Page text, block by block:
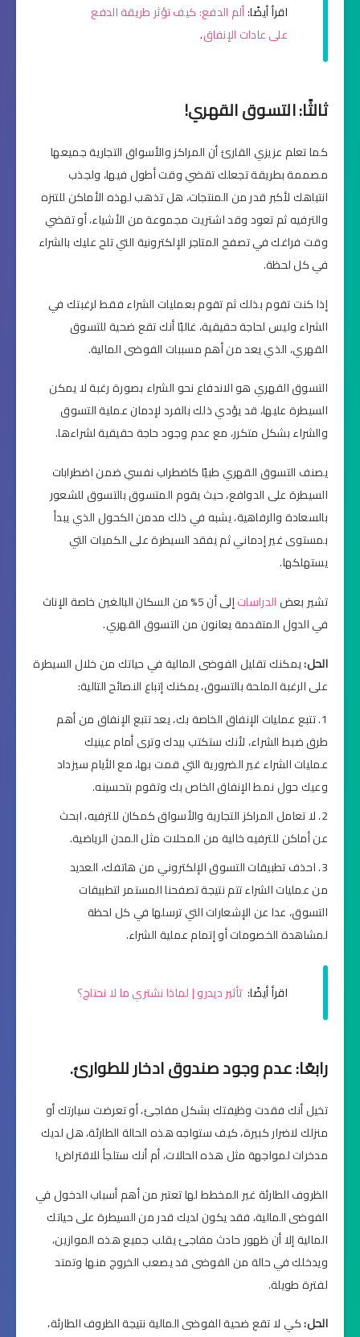
اقرأ أيضًا:ألم الدفع: كيف تؤثر طريقة الدفع
على عادات الإنفاق.
ثالثًا: التسوق القهري!
كما تعلم عزيزي القارئ أن المراكز والأسواق التجارية جميعها
مصممة بطريقة تجعلك تقضي وقت أطول فيها، ولجذب
انتباهك لأكبر قدر من المنتجات، هل تذهب لهذه الأماكن للتنزه
والترفيه ثم تعود وقد اشتريت مجموعة من الأشياء، أو تقضي
وقت فراغك في تصفح المتاجر الإلكترونية التي تلح عليك بالشراء
في كل لحظة.
إذا كنت تقوم بذلك ثم تقوم بعمليات الشراء فقط لرغبتك في
الشراء وليس لحاجة حقيقية، غالبًا أنك تقع ضحية للتسوق
القهري، الذي يعد من أهم مسببات الفوضى المالية.
التسوق القهري هو الاندفاع نحو الشراء بصورة رغبة لا يمكن
السيطرة عليها، قد يؤدي ذلك بالفرد لإدمان عملية التسوق
والشراء بشكل متكرر، مع عدم وجود حاجة حقيقية لشراءها.
يصنف التسوق القهري طبيًا كاضطراب نفسي ضمن اضطرابات
السيطرة على الدوافع، حيث يقوم المتسوق بالتسوق للشعور
بالسعادة والرفاهية، يشبه في ذلك مدمن الكحول الذي يبدأ
بمستوى غير إدماني ثم يفقد السيطرة على الكميات التي
يستهلكها.
تشير بعض الدراسات
إلى أن 5% من السكان البالغين خاصة الإناث
في الدول المتقدمة يعانون من التسوق القهري.
الحل:يمكنك تقليل الفوضى المالية في حياتك من خلال السيطرة
على الرغبة الملحة بالتسوق، يمكنك إتباع النصائح التالية:
تتبع عمليات الإنفاق الخاصة بك، يعد تتبع الإنفاق من أهم
طرق ضبط الشراء، لأنك ستكتب بيدك وترى أمام عينيك
عمليات الشراء غير الضرورية التي قمت بها، مع الأيام سيزداد
وعيك حول نمط الإنفاق الخاص بك وتقوم بتحسينه.
لا تعامل المراكز التجارية والأسواق كمكان للترفيه، ابحث
عن أماكن للترفيه خالية من المحلات مثل المدن الرياضية.
احذف تطبيقات التسوق الإلكتروني من هاتفك، العديد
من عمليات الشراء تتم نتيجة تصفحنا المستمر لتطبيقات
التسوق، عدا عن الإشعارات التي ترسلها في كل لحظة
لمشاهدة الخصومات أو إتمام عملية الشراء.
اقرأ أيضًا: تأثير ديدرو | لماذا نشتري ما لا نحتاج؟
رابعًا: عدم وجود صندوق ادخار للطوارئ.
تخيل أنك فقدت وظيفتك بشكل مفاجئ، أو تعرضت سيارتك أو
منزلك لاضرار كبيرة، كيف ستواجه هذه الحالة الطارئة، هل لديك
مدخرات لمواجهة مثل هذه الحالات، أم أنك ستلجأ للاقتراض!
الظروف الطارئة غير المخطط لها تعتبر من أهم أسباب الدخول في
الفوضى المالية، فقد يكون لديك قدر من السيطرة على حياتك
المالية إلا أن ظهور حادث مفاجئ يقلب جميع هذه الموازين،
ويدخلك في حالة من الفوضى قد يصعب الخروج منها وتمتد
لفترة طويلة.
الحل:كي لا تقع ضحية الفوضى المالية نتيجة الظروف الطارئة،